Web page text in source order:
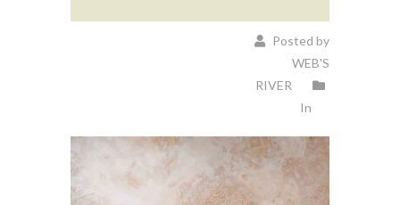
Posted by
WEB'S
RIVER
In